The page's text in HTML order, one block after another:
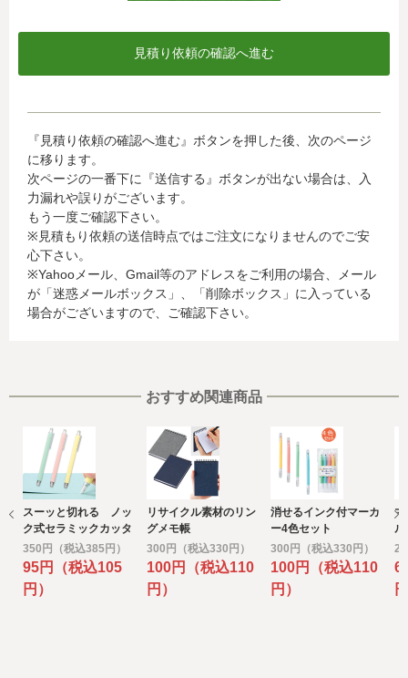
d) 個人情報の第三者提供について
当社がお客様から収集した以下の個人情報等は、カード発
行会社が行う不正利用検知・防止のために、お客様が利用
されているカード発行会社へ提供させていただきます。(氏
名、電話番号、email アドレス、インターネット利用環境
に関する情報等)
お客様が利用されているカード発行会社が外国にある場
合、これらの情報は当該発行会社が所属する国に移転され
る場合があります。当社では、お客様から収集した情報か
らは、ご利用のカード発行会社及び当該会社が所在する国
を特定することができないため、以下の個人情報保護措置
・発行会社の個人情報保護の措置
なお、個人情報保護委員会のホームページ
(https://www.ppc.go.jp/)では、各国における個人情報保護
制度に関する情報について掲載されています。
お客様が未成年の場合、親権者または後見人の承諾を得た
上で、本サービスを利用するものとします。
e) 個人情報の取扱いの委託について
取得した個人情報の取扱いの全部又は、一部を委託するこ
とがあります。
その場合には、当社において最善の考慮を行います。
『見積り依頼の確認へ進む』ボタンを押した後、次のページ
に移ります。
次ページの一番下に『送信する』ボタンが出ない場合は、入
力漏れや誤りがございます。
もう一度ご確認下さい。
※見積もり依頼の送信時点ではご注文になりませんのでご安
心下さい。
※Yahooメール、Gmail等のアドレスをご利用の場合、メール
が「迷惑メールボックス」、「削除ボックス」に入っている
場合がございますので、ご確認下さい。
おすすめ関連商品
スーッと切れる ノッ
ク式セラミックカッタ
ー１本
350円（税込385円）
95円（税込105
円）
リサイクル素材のリン
グメモ帳
300円（税込330円）
100円（税込110
円）
消せるインク付マーカ
ー4色セット
300円（税込330円）
100円（税込110
円）
マ
ル